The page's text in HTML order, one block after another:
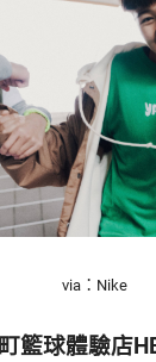
via：Nike
籃球體驗店